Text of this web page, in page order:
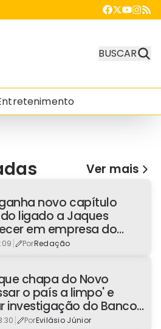
BUSCAR
Ver mais
novo capítulo
ligado a Jaques
em empresa do
| PorRedação
chapa do Novo
o país a limpo' e
investigação do Banco
| PorEvilásio Júnior